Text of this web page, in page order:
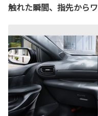
触れた瞬間、指先から